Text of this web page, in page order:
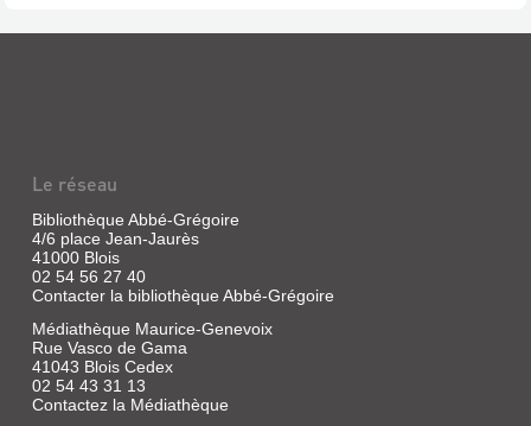
Clerc,
SCOP-
SA
Alternatives
1980
Le réseau
Bibliothèque Abbé-Grégoire
4/6 place Jean-Jaurès
41000 Blois
02 54 56 27 40
Contacter la bibliothèque Abbé-Grégoire
Médiathèque Maurice-Genevoix
Rue Vasco de Gama
41043 Blois Cedex
02 54 43 31 13
Contactez la Médiathèque